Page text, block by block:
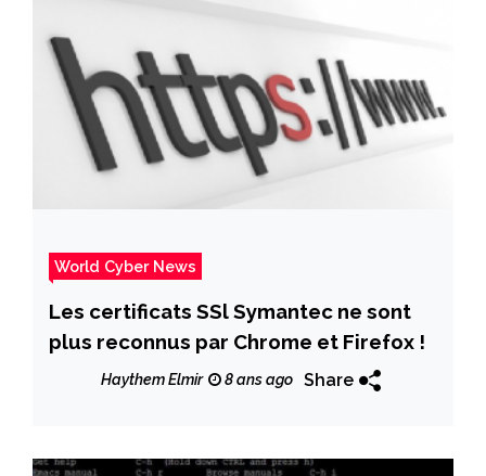
World Cyber News
Les certificats SSl Symantec ne sont
plus reconnus par Chrome et Firefox !
Haythem Elmir 8 ans ago Share